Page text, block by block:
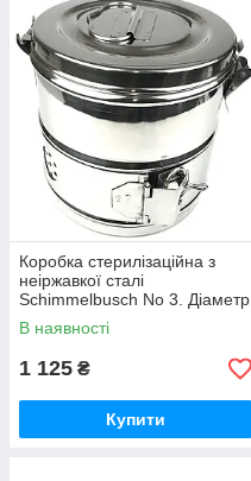
Коробка стерилізаційна з
неіржавкої сталі
Schimmelbusch No 3. Діаметр
150 мм, висота 150 мм
В наявності
1 125 ₴
Купити